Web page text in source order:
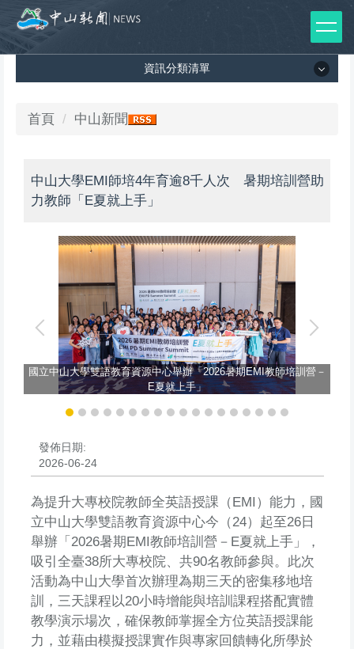
到
主
資訊分類清單
資訊分類清單
媒體報導
出版品
師生榮譽
首頁 中山新聞
中山大學EMI師培4年育逾8千人次 暑期培訓營助
力教師「E夏就上手」
國立中山大學雙語教育資源中心舉辦「2026暑期EMI教師培訓營－
E夏就上手」
發佈日期:
2026-06-24
為提升大專校院教師全英語授課（EMI）能力，國
立中山大學雙語教育資源中心今（24）起至26日
舉辦「2026暑期EMI教師培訓營－E夏就上手」，
吸引全臺38所大專校院、共90名教師參與。此次
活動為中山大學首次辦理為期三天的密集移地培
訓，三天課程以20小時增能與培訓課程搭配實體
教學演示場次，確保教師掌握全方位英語授課能
力，並藉由模擬授課實作與專家回饋轉化所學於